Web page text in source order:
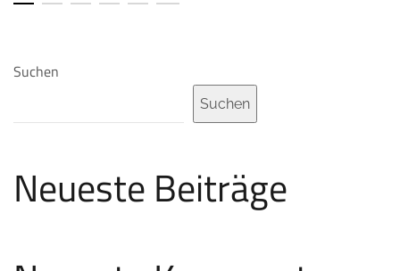
Suchen
Suchen
Neueste Beiträge